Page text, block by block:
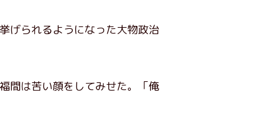
げられるようになった大物政治
間は苦い顔をしてみせた。「俺